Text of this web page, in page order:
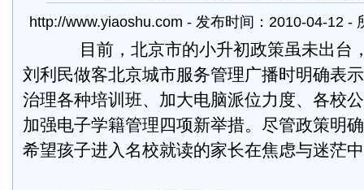
http://www.yiaoshu.com - 发布时间：2010-04-12 -
目前，北京市的小升初政策虽未出台
刘利民做客北京城市服务管理广播时明确表
治理各种培训班、加大电脑派位力度、各校
加强电子学籍管理四项新举措。尽管政策明
希望孩子进入名校就读的家长在焦虑与迷茫